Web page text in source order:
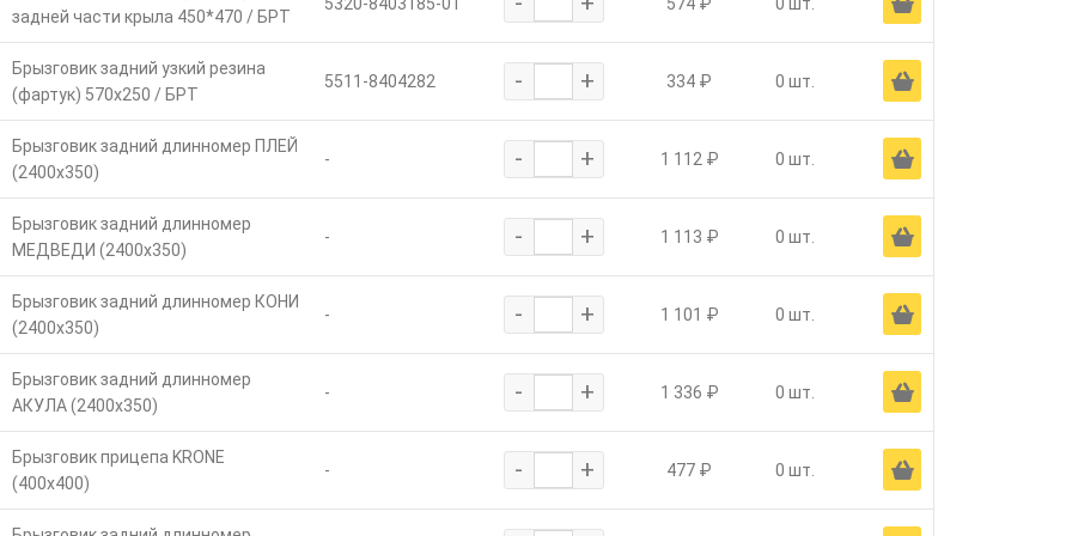
задней части крыла 450*470 / БРТ
Брызговик задний узкий резина
(фартук) 570х250 / БРТ
5511-8404282 - + 334 ₽ 0 шт. Ä
Брызговик задний длинномер ПЛЕЙ
(2400х350)
- - + 1 112 ₽ 0 шт. Ä
Брызговик задний длинномер
МЕДВЕДИ (2400х350)
- - + 1 113 ₽ 0 шт. Ä
Брызговик задний длинномер КОНИ
(2400х350)
- - + 1 101 ₽ 0 шт. Ä
Брызговик задний длинномер
АКУЛА (2400х350)
- - + 1 336 ₽ 0 шт. Ä
Брызговик прицепа KRONE
(400х400)
- - + 477 ₽ 0 шт. Ä